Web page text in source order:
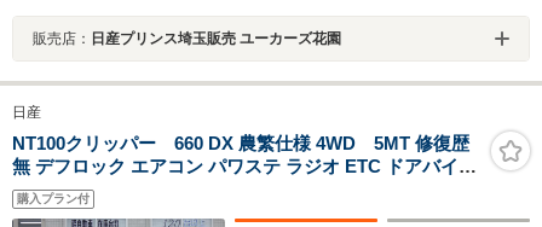
販売店： 日産プリンス埼玉販売 ユーカーズ花園
日産
NT100クリッパー 660 DX 農繁仕様 4WD 5MT 修復歴
無 デフロック エアコン パワステ ラジオ ETC ドアバイザ
ー ライトレベライザー フロアマット エアバッグ 荷台灯
購入プラン付